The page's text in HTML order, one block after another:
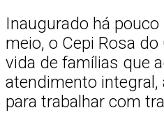
Inaugurado há
meio, o Cepi Rosa
vida de famílias que
atendimento integral,
para trabalhar com